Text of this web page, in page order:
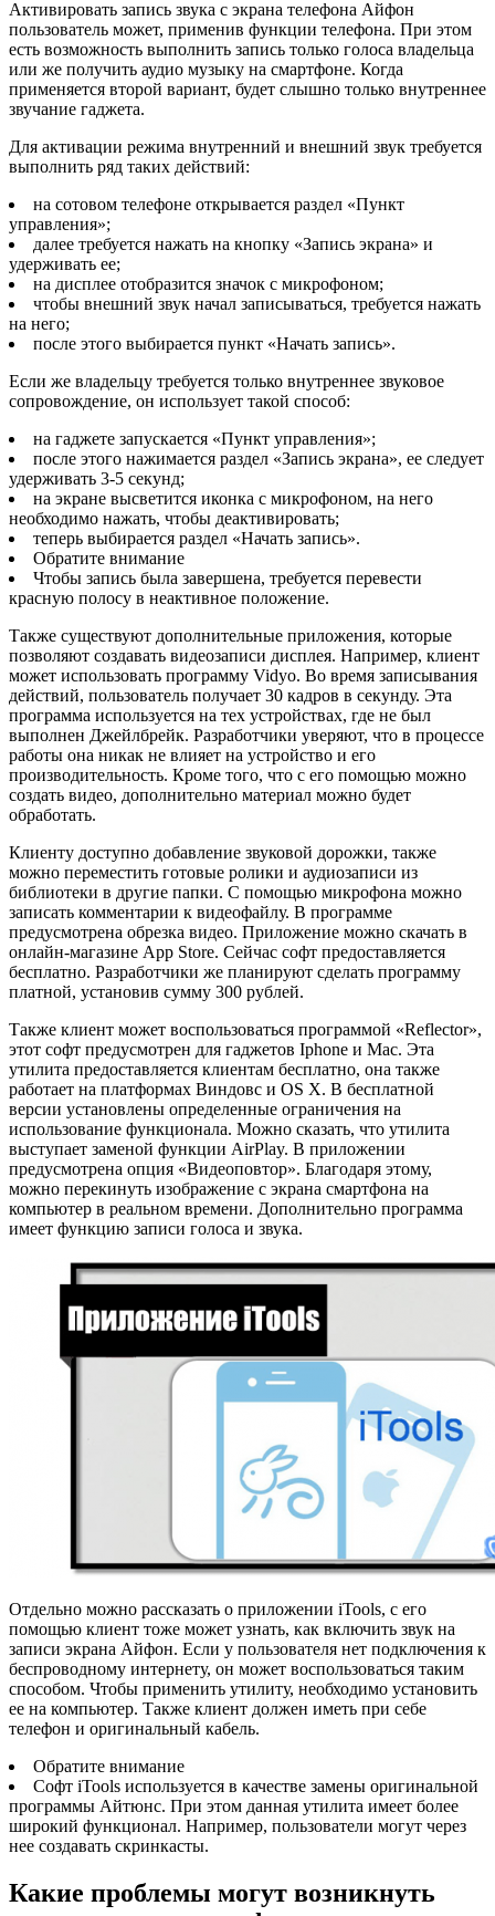
Активировать запись звука с экрана телефона Айфон
пользователь может, применив функции телефона. При этом
есть возможность выполнить запись только голоса владельца
или же получить аудио музыку на смартфоне. Когда
применяется второй вариант, будет слышно только внутреннее
звучание гаджета.
Для активации режима внутренний и внешний звук требуется
выполнить ряд таких действий:
на сотовом телефоне открывается раздел «Пункт
управления»;
далее требуется нажать на кнопку «Запись экрана» и
удерживать ее;
на дисплее отобразится значок с микрофоном;
чтобы внешний звук начал записываться, требуется нажать
на него;
после этого выбирается пункт «Начать запись».
Если же владельцу требуется только внутреннее звуковое
сопровождение, он использует такой способ:
на гаджете запускается «Пункт управления»;
после этого нажимается раздел «Запись экрана», ее следует
удерживать 3-5 секунд;
на экране высветится иконка с микрофоном, на него
необходимо нажать, чтобы деактивировать;
теперь выбирается раздел «Начать запись».
Обратите внимание
Чтобы запись была завершена, требуется перевести
красную полосу в неактивное положение.
Также существуют дополнительные приложения, которые
позволяют создавать видеозаписи дисплея. Например, клиент
может использовать программу Vidyo. Во время записывания
действий, пользователь получает 30 кадров в секунду. Эта
программа используется на тех устройствах, где не был
выполнен Джейлбрейк. Разработчики уверяют, что в процессе
работы она никак не влияет на устройство и его
производительность. Кроме того, что с его помощью можно
создать видео, дополнительно материал можно будет
обработать.
Клиенту доступно добавление звуковой дорожки, также
можно переместить готовые ролики и аудиозаписи из
библиотеки в другие папки. С помощью микрофона можно
записать комментарии к видеофайлу. В программе
предусмотрена обрезка видео. Приложение можно скачать в
онлайн-магазине App Store. Сейчас софт предоставляется
бесплатно. Разработчики же планируют сделать программу
платной, установив сумму 300 рублей.
Также клиент может воспользоваться программой «Reflector»,
этот софт предусмотрен для гаджетов Iphone и Mac. Эта
утилита предоставляется клиентам бесплатно, она также
работает на платформах Виндовс и OS X. В бесплатной
версии установлены определенные ограничения на
использование функционала. Можно сказать, что утилита
выступает заменой функции AirPlay. В приложении
предусмотрена опция «Видеоповтор». Благодаря этому,
можно перекинуть изображение с экрана смартфона на
компьютер в реальном времени. Дополнительно программа
имеет функцию записи голоса и звука.
Отдельно можно рассказать о приложении iTools, с его
помощью клиент тоже может узнать, как включить звук на
записи экрана Айфон. Если у пользователя нет подключения к
беспроводному интернету, он может воспользоваться таким
способом. Чтобы применить утилиту, необходимо установить
ее на компьютер. Также клиент должен иметь при себе
телефон и оригинальный кабель.
Обратите внимание
Софт iTools используется в качестве замены оригинальной
программы Айтюнс. При этом данная утилита имеет более
широкий функционал. Например, пользователи могут через
нее создавать скринкасты.
Какие проблемы могут возникнуть